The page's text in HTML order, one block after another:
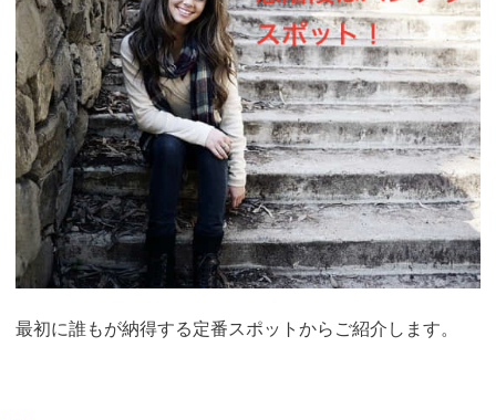
最初に誰もが納得する定番スポットからご紹介します。